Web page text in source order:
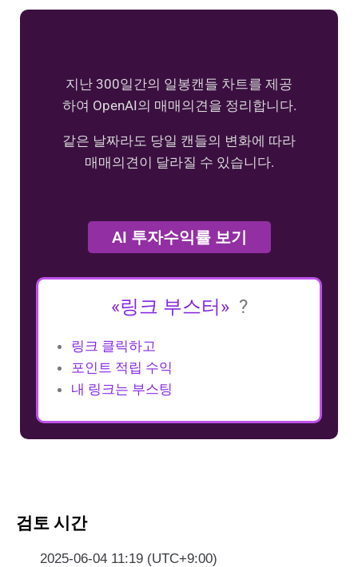
지난 300일간의 일봉캔들 차트를 제공
하여 OpenAI의 매매의견을 정리합니다.
같은 날짜라도 당일 캔들의 변화에 따라
매매의견이 달라질 수 있습니다.
AI 투자수익률 보기
«링크 부스터» ?
링크 클릭하고
포인트 적립 수익
내 링크는 부스팅
검토 시간
2025-06-04 11:19 (UTC+9:00)